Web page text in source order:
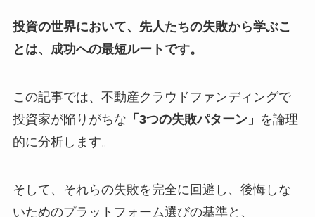
投資の世界において、先人たちの失敗から学ぶこ
とは、成功への最短ルートです。
この記事では、不動産クラウドファンディングで
投資家が陥りがちな 「3つの失敗パターン」 を論理
的に分析します。
そして、それらの失敗を完全に回避し、後悔しな
いためのプラットフォーム選びの基準と、